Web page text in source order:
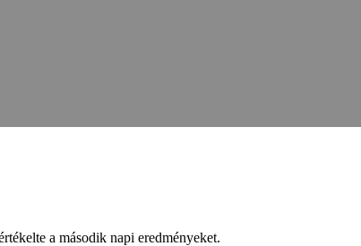
a második napi eredményeket.